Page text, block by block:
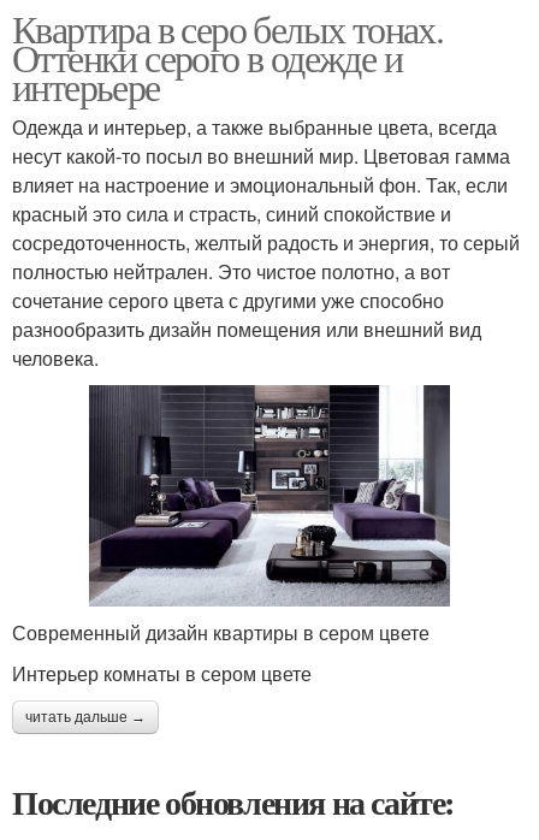
Квартира в серо белых тонах.
Оттенки серого в одежде и
интерьере
Одежда и интерьер, а также выбранные цвета, всегда
несут какой-то посыл во внешний мир. Цветовая гамма
влияет на настроение и эмоциональный фон. Так, если
красный это сила и страсть, синий спокойствие и
сосредоточенность, желтый радость и энергия, то серый
полностью нейтрален. Это чистое полотно, а вот
сочетание серого цвета с другими уже способно
разнообразить дизайн помещения или внешний вид
человека.
Современный дизайн квартиры в сером цвете
Интерьер комнаты в сером цвете
читать дальше →
Последние обновления на сайте: